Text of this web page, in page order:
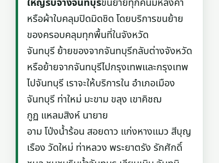
ใหญ่รับจ้างจันทบุรีขนย้ายทุกคันมีหลังคา
หรือผ้าใบคลุมปิดมิดชิด โดยบริการขนย้าย
ของครอบคลุมทุกพื้นที่ในจังหวัด
จันทบุรี ย้ายของจากจันทบุรีกลับต่างจังหวัด
หรือย้ายจากจันทบุรีไปกรุงเทพและกรุงเทพ
ไปจันทบุรี เราจะให้บริการใน อำเภอเมือง
จันทบุรี ท่าใหม่ มะขาม ขลุง เขาคิชฌ
กูฏ แหลมสิงห์ นายาย
อาม โป่งน้ำร้อน สอยดาว แก่งหางแมว สีบุญ
เรือง วัดใหม่ ท่าหลวง พระยาตรัง รักศักดิ์